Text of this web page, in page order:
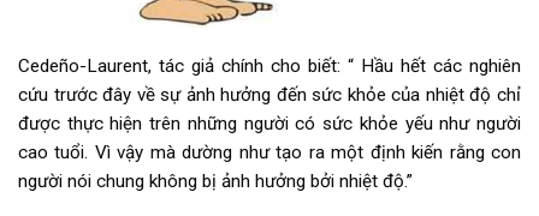
Cedeño-Laurent, tác giả chính cho biết: “ Hầu hết các nghiên
cứu trước đây về sự ảnh hưởng đến sức khỏe của nhiệt độ chỉ
được thực hiện trên những người có sức khỏe yếu như người
cao tuổi. Vì vậy mà dường như tạo ra một định kiến rằng con
người nói chung không bị ảnh hưởng bởi nhiệt độ.”